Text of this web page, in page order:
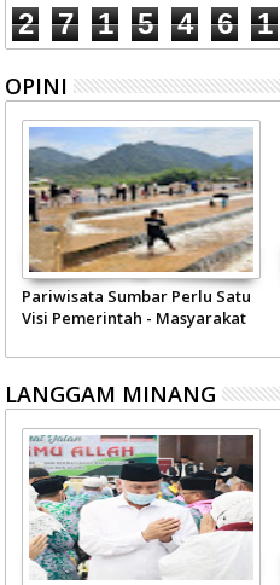
2 7 1 5 4 6 1
OPINI
Pariwisata Sumbar Perlu Satu
Visi Pemerintah - Masyarakat
LANGGAM MINANG